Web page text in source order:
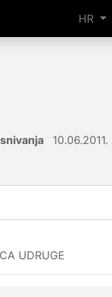
HR
10.06.2011.
UDRUGE